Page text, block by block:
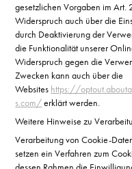
gesetzlichen Vorgaben im
Widerspruch auch über die
durch Deaktivierung der
die Funktionalität unserer
Widerspruch gegen die
Zwecken kann auch über die
Websites https://
s.com/erklärt werden.
Weitere Hinweise zu
Verarbeitung von Cookie-
setzen ein Verfahren zum